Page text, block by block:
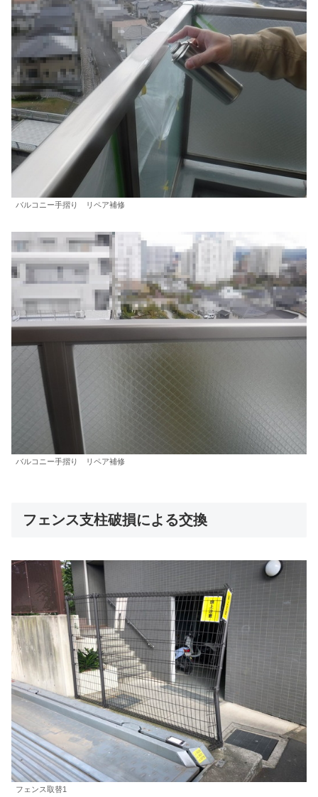
バルコニー手摺り リペア補修
バルコニー手摺り リペア補修
フェンス支柱破損による交換
フェンス取替1